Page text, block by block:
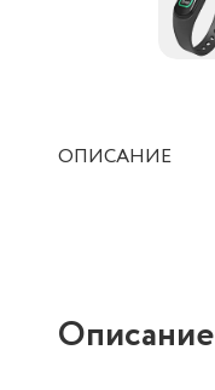
ОПИСАНИЕ
Описание